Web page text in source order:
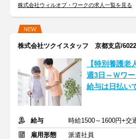
株式会社ウィルオブ・ワークの求人一覧を見る
NEW
株式会社ツクイスタッフ 京都支店/
【特別養護老
週3日～Ｗワ
給与は日払い
給与
時給1500～1600円+交
雇用形態
派遣社員